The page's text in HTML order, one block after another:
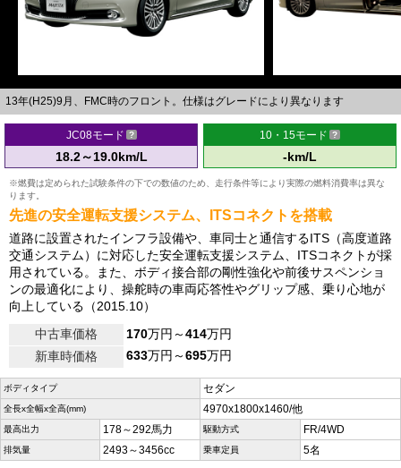
13年(H25)9月、FMC時のフロント。仕様はグレードにより異なります
JC08モード
18.2～19.0km/L
10・15モード
-km/L
※燃費は定められた試験条件の下での数値のため、走行条件等により実際の燃料消費率は異な
ります。
先進の安全運転支援システム、ITSコネクトを搭載
道路に設置されたインフラ設備や、車同士と通信するITS（高度道路
交通システム）に対応した安全運転支援システム、ITSコネクトが採
用されている。また、ボディ接合部の剛性強化や前後サスペンショ
ンの最適化により、操舵時の車両応答性やグリップ感、乗り心地が
向上している（2015.10）
中古車価格
170万円～414万円
新車時価格
633万円～695万円
ボディタイプ セダン
全長x全幅x全高(mm) 4970x1800x1460/他
最高出力 178～292馬力 駆動方式 FR/4WD
排気量 2493～3456cc 乗車定員 5名